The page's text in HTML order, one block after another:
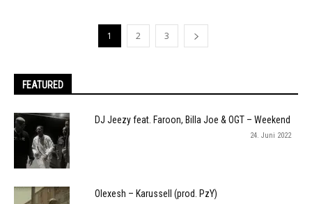
1 2 3
FEATURED
DJ Jeezy feat. Faroon, Billa Joe & OGT – Weekend
24. Juni 2022
Olexesh – Karussell (prod. PzY)